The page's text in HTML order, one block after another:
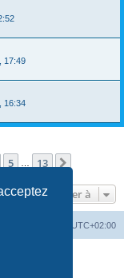
17:49
16:34
5 13
Aller à
UTC+02:00
Limited